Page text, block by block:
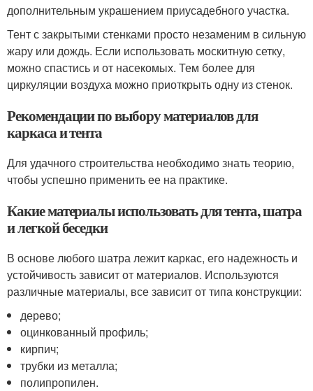
дополнительным украшением приусадебного участка.
Тент с закрытыми стенками просто незаменим в сильную
жару или дождь. Если использовать москитную сетку,
можно спастись и от насекомых. Тем более для
циркуляции воздуха можно приоткрыть одну из стенок.
Рекомендации по выбору материалов для
каркаса и тента
Для удачного строительства необходимо знать теорию,
чтобы успешно применить ее на практике.
Какие материалы использовать для тента, шатра
и легкой беседки
В основе любого шатра лежит каркас, его надежность и
устойчивость зависит от материалов. Используются
различные материалы, все зависит от типа конструкции:
дерево;
оцинкованный профиль;
кирпич;
трубки из металла;
полипропилен.